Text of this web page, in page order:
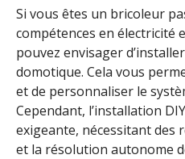
Si vous êtes un bricoleur
compétences en électricité
pouvez envisager
domotique. Cela vous
et de personnaliser le
Cependant, l’installation
exigeante, nécessitant des
et la résolution autonome